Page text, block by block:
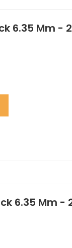
6.35 Mm -
6.35 Mm